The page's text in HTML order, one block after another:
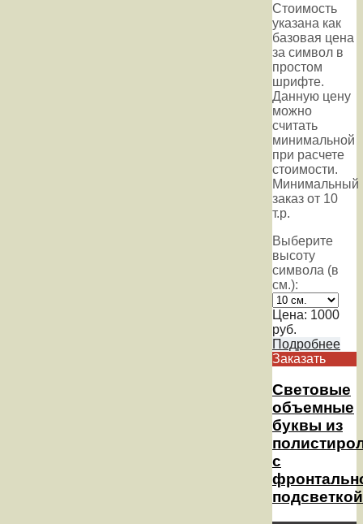
Стоимость
указана как
базовая цена
за символ в
простом
шрифте.
Данную цену
можно
считать
минимальной
при расчете
стоимости.
Минимальный
заказ от 10
т.р.
Выберите
высоту
символа (в
см.):
Цена: 1000
руб.
Подробнее
Заказать
Световые
объемные
буквы из
с
подсветкой